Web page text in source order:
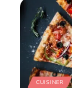
CUISINER